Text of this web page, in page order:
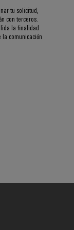
tu solicitud,
con terceros.
la finalidad
comunicación